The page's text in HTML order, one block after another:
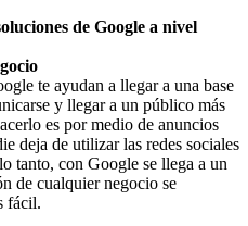
de Google a nivel
te ayudan a llegar a una base
y llegar a un público más
es por medio de anuncios
deja de utilizar las redes sociales
tanto, con Google se llega a un
de cualquier negocio se
fácil.